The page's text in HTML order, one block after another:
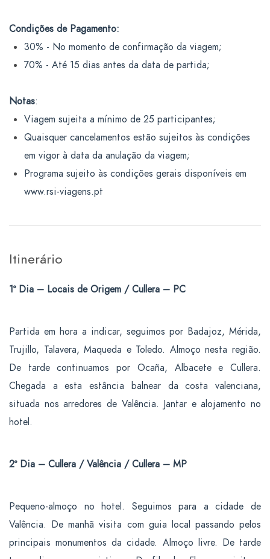
Condições de Pagamento:
30% - No momento de confirmação da viagem;
70% - Até 15 dias antes da data de partida;
Notas:
Viagem sujeita a mínimo de 25 participantes;
Quaisquer cancelamentos estão sujeitos às condições
em vigor à data da anulação da viagem;
Programa sujeito às condições gerais disponíveis em
www.rsi-viagens.pt
Itinerário
1º Dia – Locais de Origem / Cullera – PC
Partida em hora a indicar, seguimos por Badajoz, Mérida,
Trujillo, Talavera, Maqueda e Toledo. Almoçonesta região.
De tarde continuamos por Ocaña, Albacete e Cullera.
Chegada a esta estância balnear da costa valenciana,
situada nos arredores de Valência. Jantar e alojamento no
hotel.
2º Dia – Cullera / Valência / Cullera – MP
Pequeno-almoço no hotel. Seguimos para a cidade de
Valência. De manhãvisita com guia local passando pelos
principais monumentos da cidade. Almoço livre. De tarde